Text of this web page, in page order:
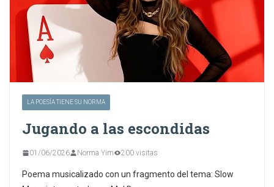
LA POESÍA TIENE SU NORMA
Jugando a las escondidas
01/06/2026 Norma Yim 200 visitas
Poema musicalizado con un fragmento del tema: Slow